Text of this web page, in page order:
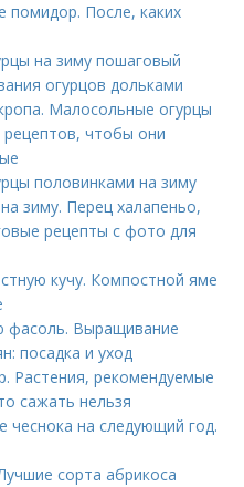
помидор. После, каких
на зиму пошаговый
огурцов дольками
Малосольные огурцы
чтобы они
половинками на зиму
зиму. Перец халапеньо,
рецепты с фото для
кучу. Компостной яме
фасоль. Выращивание
посадка и уход
Растения, рекомендуемые
сажать нельзя
на следующий год.
сорта абрикоса